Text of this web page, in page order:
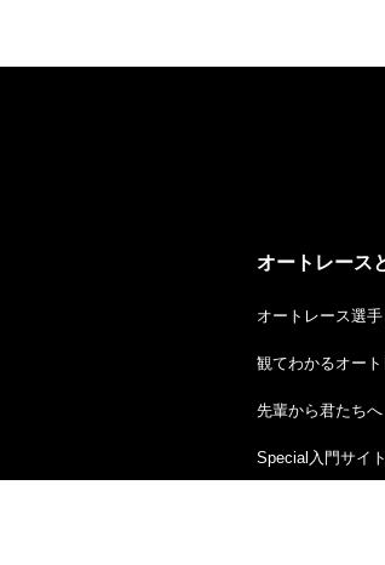
オートレース
オートレース選
観てわかるオー
先輩から君たちへ
Special入門サイト